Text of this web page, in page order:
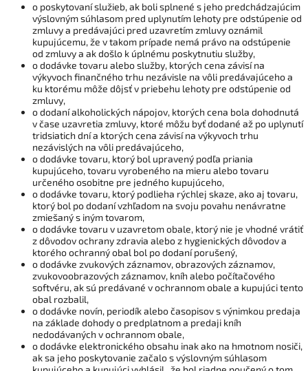
o poskytovaní služieb, ak boli splnené s jeho predchádzajúcim
výslovným súhlasom pred uplynutím lehoty pre odstúpenie od
zmluvy a predávajúci pred uzavretím zmluvy oznámil
kupujúcemu, že v takom prípade nemá právo na odstúpenie
od zmluvy a ak došlo k úplnému poskytnutiu služby,
o dodávke tovaru alebo služby, ktorých cena závisí na
výkyvoch finančného trhu nezávisle na vôli predávajúceho a
ku ktorému môže dôjsť v priebehu lehoty pre odstúpenie od
zmluvy,
o dodaní alkoholických nápojov, ktorých cena bola dohodnutá
v čase uzavretia zmluvy, ktoré môžu byť dodané až po uplynutí
tridsiatich dní a ktorých cena závisí na výkyvoch trhu
nezávislých na vôli predávajúceho,
o dodávke tovaru, ktorý bol upravený podľa priania
kupujúceho, tovaru vyrobeného na mieru alebo tovaru
určeného osobitne pre jedného kupujúceho,
o dodávke tovaru, ktorý podlieha rýchlej skaze, ako aj tovaru,
ktorý bol po dodaní vzhľadom na svoju povahu nenávratne
zmiešaný s iným tovarom,
o dodávke tovaru v uzavretom obale, ktorý nie je vhodné vrátiť
z dôvodov ochrany zdravia alebo z hygienických dôvodov a
ktorého ochranný obal bol po dodaní porušený,
o dodávke zvukových záznamov, obrazových záznamov,
zvukovoobrazových záznamov, kníh alebo počítačového
softvéru, ak sú predávané v ochrannom obale a kupujúci tento
obal rozbalil,
o dodávke novín, periodík alebo časopisov s výnimkou predaja
na základe dohody o predplatnom a predaji kníh
nedodávaných v ochrannom obale,
o dodávke elektronického obsahu inak ako na hmotnom nosiči,
ak sa jeho poskytovanie začalo s výslovným súhlasom